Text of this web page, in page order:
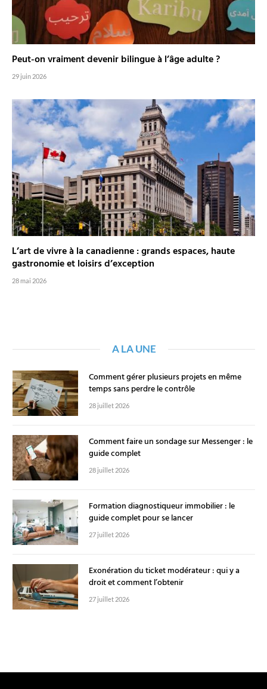
Peut-on vraiment devenir bilingue à l’âge adulte ?
29 juin 2026
L’art de vivre à la canadienne : grands espaces, haute
gastronomie et loisirs d’exception
28 mai 2026
A LA UNE
Comment gérer plusieurs projets en même
temps sans perdre le contrôle
28 juillet 2026
Comment faire un sondage sur Messenger : le
guide complet
28 juillet 2026
Formation diagnostiqueur immobilier : le
guide complet pour se lancer
27 juillet 2026
Exonération du ticket modérateur : qui y a
droit et comment l’obtenir
27 juillet 2026